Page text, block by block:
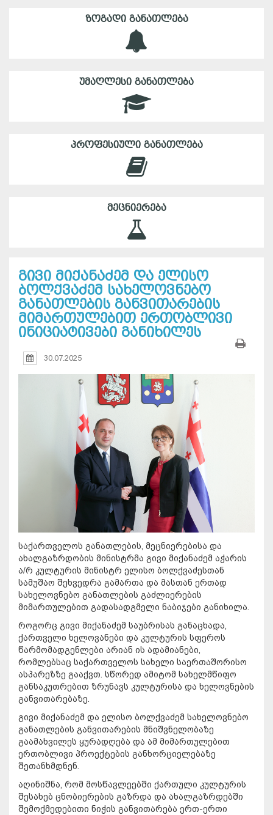
ᲖᲝᲒᲐᲓᲘ ᲒᲐᲜᲐᲗᲚᲔᲑᲐ
ᲣᲛᲐᲦᲚᲔᲡᲘ ᲒᲐᲜᲐᲗᲚᲔᲑᲐ
ᲞᲠᲝᲤᲔᲡᲘᲣᲚᲘ ᲒᲐᲜᲐᲗᲚᲔᲑᲐ
ᲛᲔᲪᲜᲘᲔᲠᲔᲑᲐ
გივი მიქანაძემ და ელისო
ბოლქვაძემ სახელოვნებო
განათლების განვითარების
მიმართულებით ერთობლივი
ინიციატივები განიხილეს
30.07.2025
საქართველოს განათლების, მეცნიერებისა და
ახალგაზრდობის მინისტრმა გივი მიქანაძემ აჭარის
ა/რ კულტურის მინისტრ ელისო ბოლქვაძესთან
სამუშაო შეხვედრა გამართა და მასთან ერთად
სახელოვნებო განათლების გაძლიერების
მიმართულებით გადასადგმელი ნაბიჯები განიხილა.
როგორც გივი მიქანაძემ საუბრისას განაცხადა,
ქართველი ხელოვანები და კულტურის სფეროს
წარმომადგენლები არიან ის ადამიანები,
რომლებსაც საქართველოს სახელი საერთაშორისო
ასპარეზზე გააქვთ. სწორედ ამიტომ სახელმწიფო
განსაკუთრებით ზრუნავს კულტურისა და ხელოვნების
განვითარებაზე.
გივი მიქანაძემ და ელისო ბოლქვაძემ სახელოვნებო
განათლების განვითარების მნიშვნელობაზე
გაამახვილეს ყურადღება და ამ მიმართულებით
ერთობლივი პროექტების განხორციელებაზე
შეთანხმდნენ.
აღინიშნა, რომ მოსწავლეებში ქართული კულტურის
შესახებ ცნობიერების გაზრდა და ახალგაზრდებში
შემოქმედებითი ნიჭის განვითარება ერთ-ერთი